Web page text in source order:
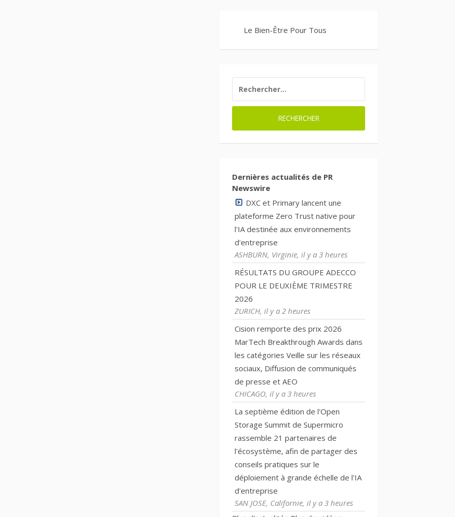
Le Bien-Être Pour Tous
Dernières actualités de PR
Newswire
DXC et Primary lancent une
plateforme Zero Trust native pour
l'IA destinée aux environnements
d'entreprise
ASHBURN, Virginie, il y a 3 heures
RÉSULTATS DU GROUPE ADECCO
POUR LE DEUXIÈME TRIMESTRE
2026
ZURICH, il y a 2 heures
Cision remporte des prix 2026
MarTech Breakthrough Awards dans
les catégories Veille sur les réseaux
sociaux, Diffusion de communiqués
de presse et AEO
CHICAGO, il y a 3 heures
La septième édition de l'Open
Storage Summit de Supermicro
rassemble 21 partenaires de
l'écosystème, afin de partager des
conseils pratiques sur le
déploiement à grande échelle de l'IA
d'entreprise
SAN JOSE, Californie, il y a 3 heures